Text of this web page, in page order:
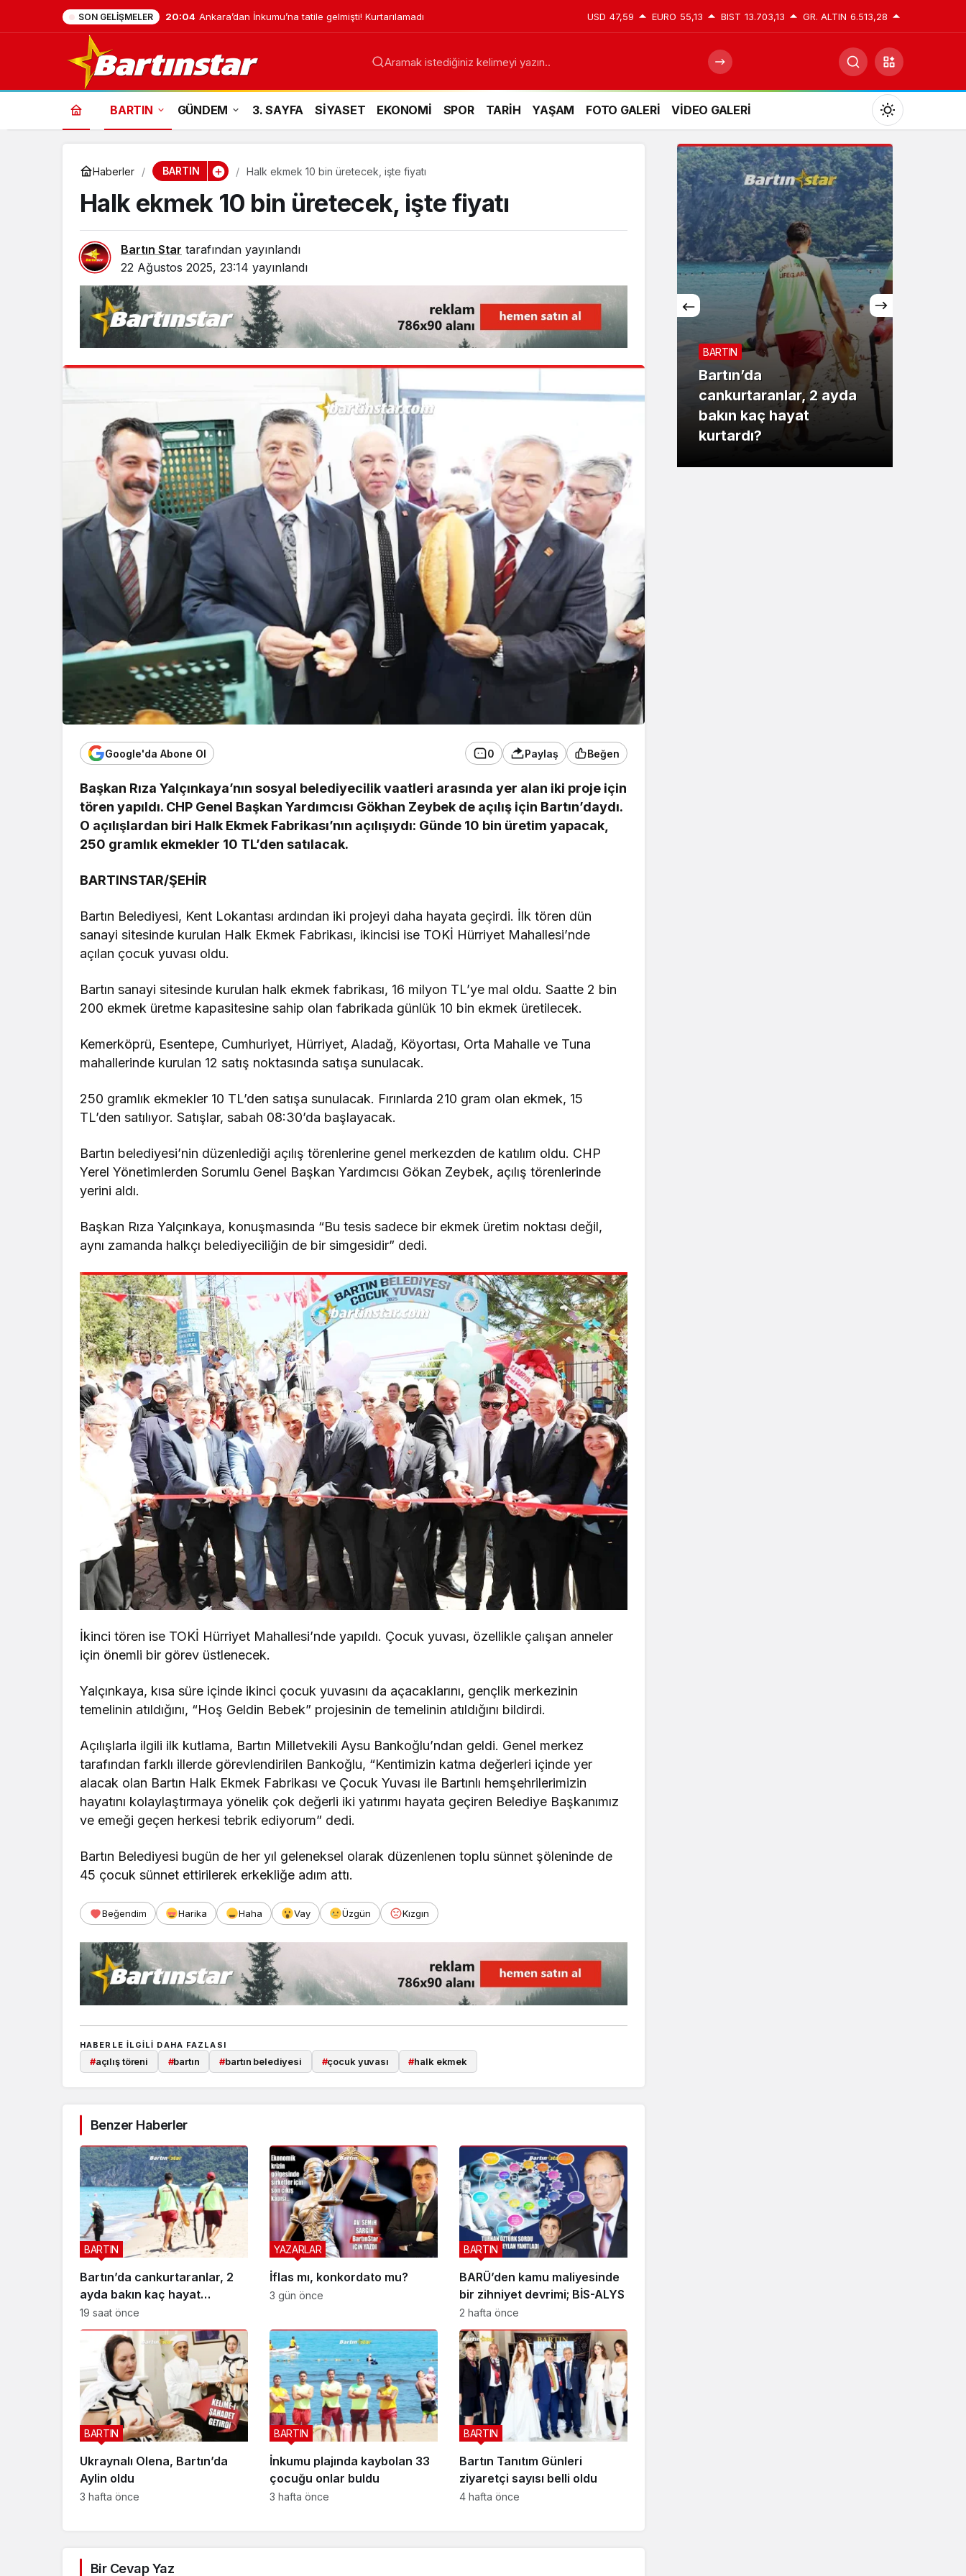
SON GELIŞMELER 20:04 Ankara’dan İnkumu’na tatile gelmişti! Kurtarılamadı USD 47,59 EURO 55,13 BIST 13.703,13 GR. ALTIN 6.513,28
Aramak istediğiniz kelimeyi yazın..
BARTIN GÜNDEM 3. SAYFA SİYASET EKONOMİ SPOR TARİH YAŞAM FOTO GALERİ VİDEO GALERİ
Mod
değiştir
Gündüz Modu
Gündüz modunu seçin.
Gece Modu
Gece modunu seçin.
Sistem Modu
Sistem modunu seçin.
Haberler BARTIN Halk ekmek 10 bin üretecek, işte fiyatı
Halk ekmek 10 bin üretecek, işte fiyatı
Bartın Star tarafından yayınlandı
22 Ağustos 2025, 23:14 yayınlandı
Google'da Abone Ol 0 Paylaş Beğen
Başkan Rıza Yalçınkaya’nın sosyal belediyecilik vaatleri arasında yer alan iki proje için
tören yapıldı. CHP Genel Başkan Yardımcısı Gökhan Zeybek de açılış için Bartın’daydı.
O açılışlardan biri Halk Ekmek Fabrikası’nın açılışıydı: Günde 10 bin üretim yapacak,
250 gramlık ekmekler 10 TL’den satılacak.
BARTINSTAR/ŞEHİR
Bartın Belediyesi, Kent Lokantası ardından iki projeyi daha hayata geçirdi. İlk tören dün
sanayi sitesinde kurulan Halk Ekmek Fabrikası, ikincisi ise TOKİ Hürriyet Mahallesi’nde
açılan çocuk yuvası oldu.
Bartın sanayi sitesinde kurulan halk ekmek fabrikası, 16 milyon TL’ye mal oldu. Saatte 2 bin
200 ekmek üretme kapasitesine sahip olan fabrikada günlük 10 bin ekmek üretilecek.
Kemerköprü, Esentepe, Cumhuriyet, Hürriyet, Aladağ, Köyortası, Orta Mahalle ve Tuna
mahallerinde kurulan 12 satış noktasında satışa sunulacak.
250 gramlık ekmekler 10 TL’den satışa sunulacak. Fırınlarda 210 gram olan ekmek, 15
TL’den satılıyor. Satışlar, sabah 08:30’da başlayacak.
Bartın belediyesi’nin düzenlediği açılış törenlerine genel merkezden de katılım oldu. CHP
Yerel Yönetimlerden Sorumlu Genel Başkan Yardımcısı Gökan Zeybek, açılış törenlerinde
yerini aldı.
Başkan Rıza Yalçınkaya, konuşmasında “Bu tesis sadece bir ekmek üretim noktası değil,
aynı zamanda halkçı belediyeciliğin de bir simgesidir” dedi.
İkinci tören ise TOKİ Hürriyet Mahallesi’nde yapıldı. Çocuk yuvası, özellikle çalışan anneler
için önemli bir görev üstlenecek.
Yalçınkaya, kısa süre içinde ikinci çocuk yuvasını da açacaklarını, gençlik merkezinin
temelinin atıldığını, “Hoş Geldin Bebek” projesinin de temelinin atıldığını bildirdi.
Açılışlarla ilgili ilk kutlama, Bartın Milletvekili Aysu Bankoğlu’ndan geldi. Genel merkez
tarafından farklı illerde görevlendirilen Bankoğlu, “Kentimizin katma değerleri içinde yer
alacak olan Bartın Halk Ekmek Fabrikası ve Çocuk Yuvası ile Bartınlı hemşehrilerimizin
hayatını kolaylaştırmaya yönelik çok değerli iki yatırımı hayata geçiren Belediye Başkanımız
ve emeği geçen herkesi tebrik ediyorum” dedi.
Bartın Belediyesi bugün de her yıl geleneksel olarak düzenlenen toplu sünnet şöleninde de
45 çocuk sünnet ettirilerek erkekliğe adım attı.
Beğendim Harika Haha Vay Üzgün Kızgın
HABERLE ILGILI DAHA FAZLASI
#açılış töreni #bartın #bartın belediyesi #çocuk yuvası #halk ekmek
Benzer Haberler
Bartın’da cankurtaranlar, 2
ayda bakın kaç hayat
kurtardı?
BARTIN
19 saat önce
İflas mı, konkordato mu?
YAZARLAR
3 gün önce
BARÜ’den kamu maliyesinde
bir zihniyet devrimi; BİS-ALYS
BARTIN
2 hafta önce
Ukraynalı Olena, Bartın’da
Aylin oldu
BARTIN
3 hafta önce
İnkumu plajında kaybolan 33
çocuğu onlar buldu
BARTIN
3 hafta önce
Bartın Tanıtım Günleri
ziyaretçi sayısı belli oldu
BARTIN
4 hafta önce
Bir Cevap Yaz
3. SAYFA
Ankara’dan İnkumu’na
Kurtarılamadı
BARTIN
Bartın’da
cankurtaranlar, 2 ayda
bakın kaç hayat
kurtardı?